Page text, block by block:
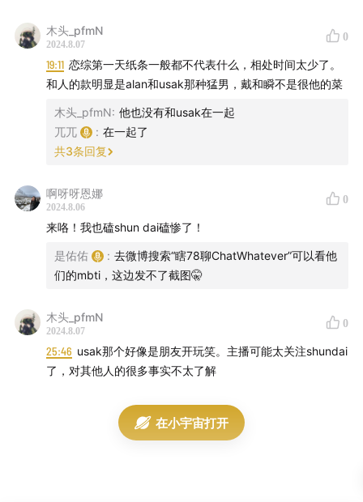
00:06:46
遇
00:10:08 :真实而独特的表现方式：恋爱综艺中的真实感受
00:13:36 :他是不是个死脑壳？深入了解后，我为你揭秘他
00:17:00:《CP社团的别扭成员》：成员之间的复杂关系和
隐藏的喜好！
00:20:24 :他刚开始就是你的选择，但后来你发现他有自己
00:23:45 :犹萨克与他的感情需求：探索一个不同寻常的气
木头_pfmN
2024.8.07
0
19:11 恋综第一天纸条一般都不代表什么，相处时间太少了。
和人的款明显是alan和usak那种猛男，戴和瞬不是很他的菜
木头_pfmN: 他也没有和usak在一起
兀兀
: 在一起了
共3条回复
啊呀呀恩娜
2024.8.06
0
来咯！我也磕shun dai磕惨了！
是佑佑 : 去微博搜索“瞎78聊ChatWhatever”可以看他
们的mbti，这边发不了截图🤫
木头_pfmN
2024.8.07
0
25:46 usak那个好像是朋友开玩笑。主播可能太关注shundai
了，对其他人的很多事实不太了解
在小宇宙打开